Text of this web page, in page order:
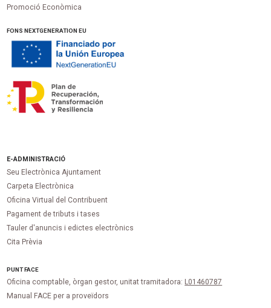
Promoció Econòmica
FONS NEXTGENERATION EU
E-ADMINISTRACIÓ
Seu Electrònica Ajuntament
Carpeta Electrònica
Oficina Virtual del Contribuent
Pagament de tributs i tases
Tauler d'anuncis i edictes electrònics
Cita Prèvia
PUNTFACE
Oficina comptable, òrgan gestor, unitat tramitadora: L01460787
Manual FACE per a proveïdors